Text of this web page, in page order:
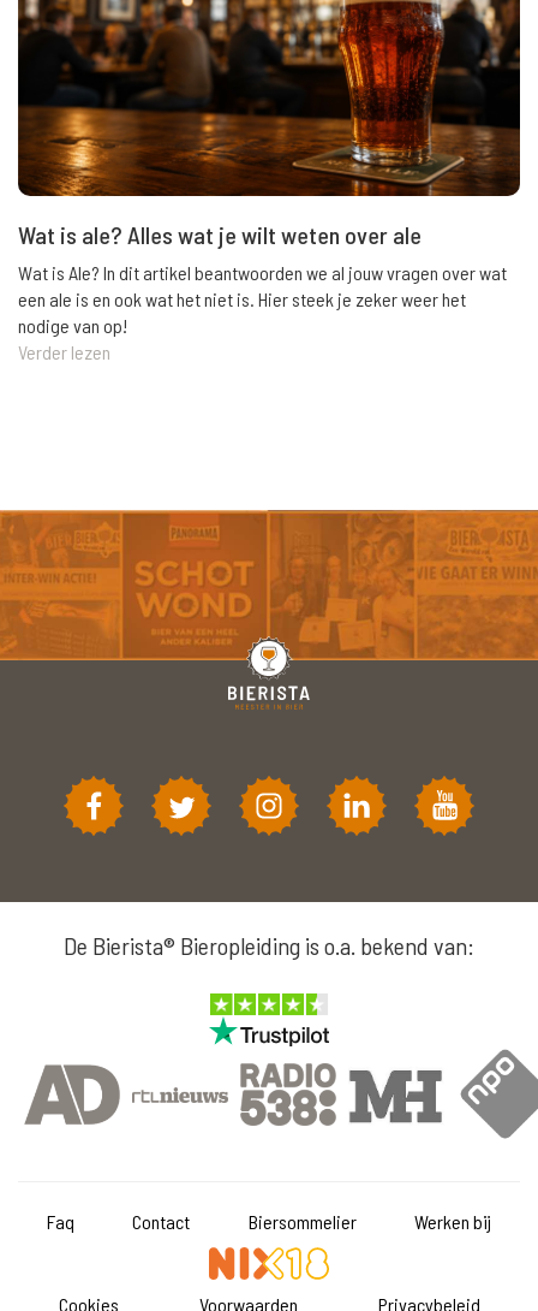
Wat is ale? Alles wat je wilt weten over ale
Wat is Ale? In dit artikel beantwoorden we al jouw vragen over wat
een ale is en ook wat het niet is. Hier steek je zeker weer het
nodige van op!
Verder lezen
De Bierista® Bieropleiding is o.a. bekend van:
Faq Contact Biersommelier Werken bij
Cookies Voorwaarden Privacybeleid